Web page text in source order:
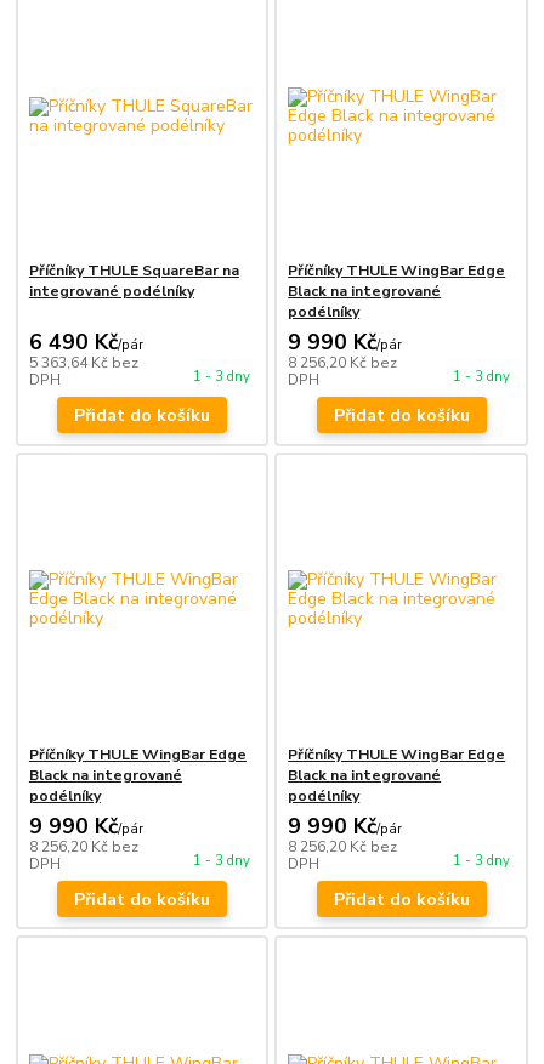
Příčníky THULE SquareBar na
integrované podélníky
6 490 Kč/pár
5 363,64 Kč bez
DPH
1 - 3 dny
Přidat do košíku
Příčníky THULE WingBar Edge
Black na integrované
podélníky
9 990 Kč/pár
8 256,20 Kč bez
DPH
1 - 3 dny
Přidat do košíku
Příčníky THULE WingBar Edge
Black na integrované
podélníky
9 990 Kč/pár
8 256,20 Kč bez
DPH
1 - 3 dny
Přidat do košíku
Příčníky THULE WingBar Edge
Black na integrované
podélníky
9 990 Kč/pár
8 256,20 Kč bez
DPH
1 - 3 dny
Přidat do košíku